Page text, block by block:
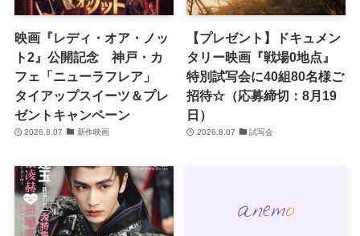
映画『レディ・オア・ノッ
ト2』公開記念 神戸・カ
フェ「ニューラフレア」
タイアップスイーツ＆プレ
ゼントキャンペーン
2026.8.07 新作映画
【プレゼント】ドキュメン
タリー映画『戦場0地点』
特別試写会に40組80名様ご
招待☆（応募締切：8月19
日）
2026.8.07 試写会